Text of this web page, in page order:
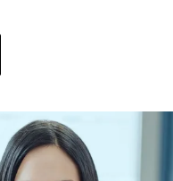
kräver kontinuerligt
och externa
är avgörande
produkt.
analytisk förmåga